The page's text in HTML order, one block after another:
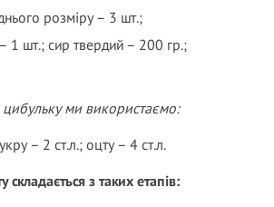
розміру – 3 шт.;
1 шт.; сир твердий – 200 гр.;
ми використаємо:
– 2 ст.л.; оцту – 4 ст.л.
складається з таких етапів: